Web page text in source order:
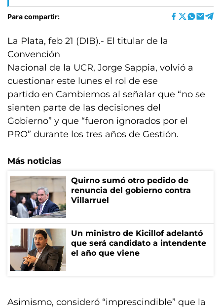
Para compartir:
La Plata, feb 21 (DIB).- El titular de la
Convención
Nacional de la UCR, Jorge Sappia, volvió a
cuestionar este lunes el rol de ese
partido en Cambiemos al señalar que “no se
sienten parte de las decisiones del
Gobierno” y que “fueron ignorados por el
PRO” durante los tres años de Gestión.
Más noticias
Quirno sumó otro pedido de
renuncia del gobierno contra
Villarruel
Un ministro de Kicillof adelantó
que será candidato a intendente
el año que viene
Asimismo, consideró “imprescindible” que la